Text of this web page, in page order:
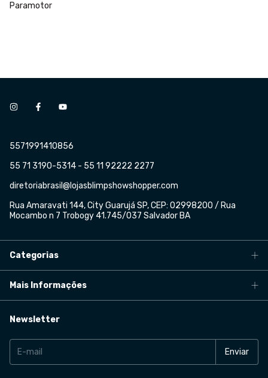
Paramotor
5571991410856
55 71 3190-5314 - 55 11 92222 2277
diretoriabrasil@lojasblimpshowshopper.com
Rua Amaravati 144, City Guarujá SP, CEP: 02998200 / Rua
Mocambo n 7 Trobogy 41.745/037 Salvador BA
Categorias
Mais Informações
Newsletter